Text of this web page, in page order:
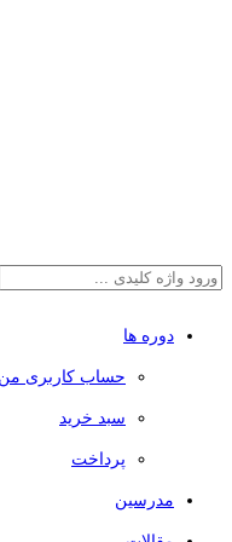
جستجو
دوره ها
حساب کاربری من
سبد خرید
پرداخت
مدرسین